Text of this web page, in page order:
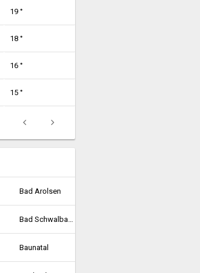
19 °
18 °
16 °
15 °
Bad Arolsen
Bad Schwalbach
Baunatal